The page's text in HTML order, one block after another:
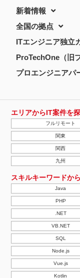
新着情報
全国の拠点
ITエンジニア独立
ProTechOne（旧
プロエンジニアパ
エリアからIT案件を
フルリモート
関東
関西
九州
スキルキーワードか
Java
PHP
.NET
VB.NET
SQL
Node.js
Vue.js
Kotlin